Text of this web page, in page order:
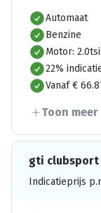
Automaat
Benzine
Motor: 2.0tsi
22%
Vanaf €
Toon
gti clubsport
Indicatieprijs